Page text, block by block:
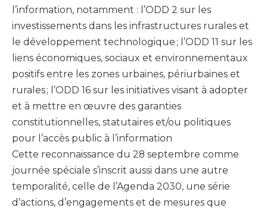
l’information, notamment : l’ODD 2 sur les
investissements dans les infrastructures rurales et
le développement technologique ; l’ODD 11 sur les
liens économiques, sociaux et environnementaux
positifs entre les zones urbaines, périurbaines et
rurales ; l’ODD 16 sur les initiatives visant à adopter
et à mettre en œuvre des garanties
constitutionnelles, statutaires et/ou politiques
pour l’accès public à l’information
Cette reconnaissance du 28 septembre comme
journée spéciale s’inscrit aussi dans une autre
temporalité, celle de l’Agenda 2030, une série
d’actions, d’engagements et de mesures que